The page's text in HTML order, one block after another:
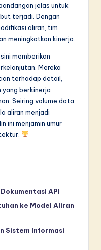
jelas untuk
terjadi. Dengan
aliran, tim
meningkatkan kinerja.
memberikan
Mereka
terhadap detail,
berkinerja
Seiring volume data
aliran menjadi
ini menjamin umur
API
ke Model Aliran
Sistem Informasi